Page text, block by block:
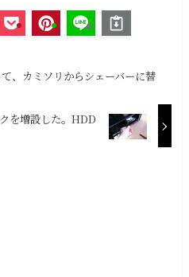
、カミソリからシェーバーに替
を増設した。HDD